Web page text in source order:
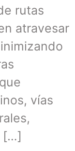
rutas
atravesar
vías
[…]